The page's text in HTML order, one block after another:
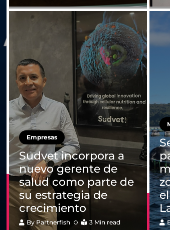
Empresas
Sudvet incorpora a
nuevo gerente de
salud como parte de
su estrategia de
crecimiento
By Partnerfish 3 Min read